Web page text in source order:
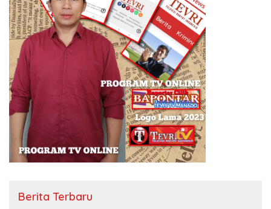
Berita Terbaru